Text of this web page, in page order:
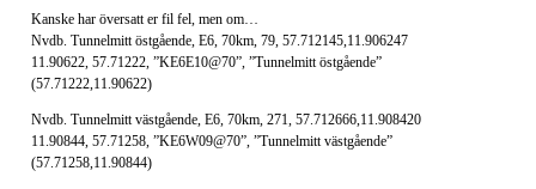
Kanske har översatt er fil fel, men om…
Nvdb. Tunnelmitt östgående, E6, 70km, 79, 57.712145,11.906247
11.90622, 57.71222, ”KE6E10@70”, ”Tunnelmitt östgående”
(57.71222,11.90622)
Nvdb. Tunnelmitt västgående, E6, 70km, 271, 57.712666,11.908420
11.90844, 57.71258, ”KE6W09@70”, ”Tunnelmitt västgående”
(57.71258,11.90844)